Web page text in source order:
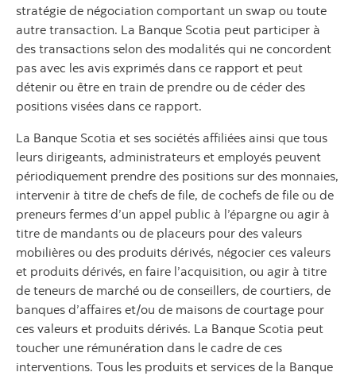
stratégie de négociation comportant un swap ou toute
autre transaction. La Banque Scotia peut participer à
des transactions selon des modalités qui ne concordent
pas avec les avis exprimés dans ce rapport et peut
détenir ou être en train de prendre ou de céder des
positions visées dans ce rapport.
La Banque Scotia et ses sociétés affiliées ainsi que tous
leurs dirigeants, administrateurs et employés peuvent
périodiquement prendre des positions sur des monnaies,
intervenir à titre de chefs de file, de cochefs de file ou de
preneurs fermes d’un appel public à l’épargne ou agir à
titre de mandants ou de placeurs pour des valeurs
mobilières ou des produits dérivés, négocier ces valeurs
et produits dérivés, en faire l’acquisition, ou agir à titre
de teneurs de marché ou de conseillers, de courtiers, de
banques d’affaires et/ou de maisons de courtage pour
ces valeurs et produits dérivés. La Banque Scotia peut
toucher une rémunération dans le cadre de ces
interventions. Tous les produits et services de la Banque